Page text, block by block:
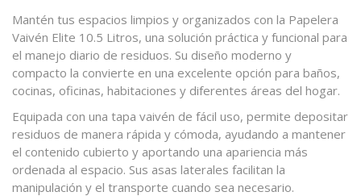
Mantén tus espacios limpios y organizados con la Papelera
Vaivén Elite 10.5 Litros, una solución práctica y funcional para
el manejo diario de residuos. Su diseño moderno y
compacto la convierte en una excelente opción para baños,
cocinas, oficinas, habitaciones y diferentes áreas del hogar.
Equipada con una tapa vaivén de fácil uso, permite depositar
residuos de manera rápida y cómoda, ayudando a mantener
el contenido cubierto y aportando una apariencia más
ordenada al espacio. Sus asas laterales facilitan la
manipulación y el transporte cuando sea necesario.